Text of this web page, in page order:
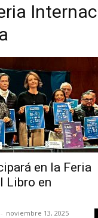
en la Feria
Libro en
- noviembre 13, 2025